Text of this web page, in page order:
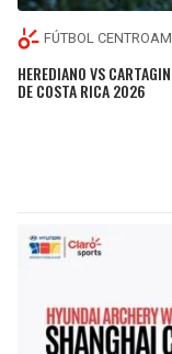
FÚTBOL
HEREDIANO VS
DE COSTA RICA 2026